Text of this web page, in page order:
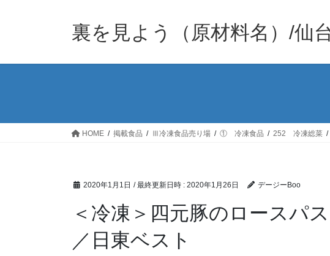
裏を見よう（原材料名）/仙
HOME 掲載食品 Ⅲ冷凍食品売り場 ① 冷凍食品 252 冷凍総菜
2020年1月1日 / 最終更新日時 : 2020年1月26日 デージーBoo
＜冷凍＞四元豚のロースパ
／日東ベスト